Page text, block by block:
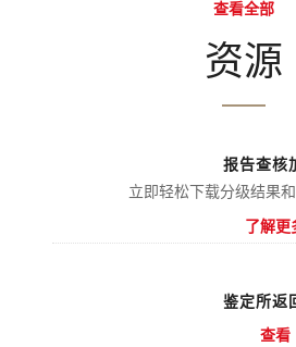
查看全部
资源
报告查核
立即轻松下载分级结果
了解更
鉴定所返
查看